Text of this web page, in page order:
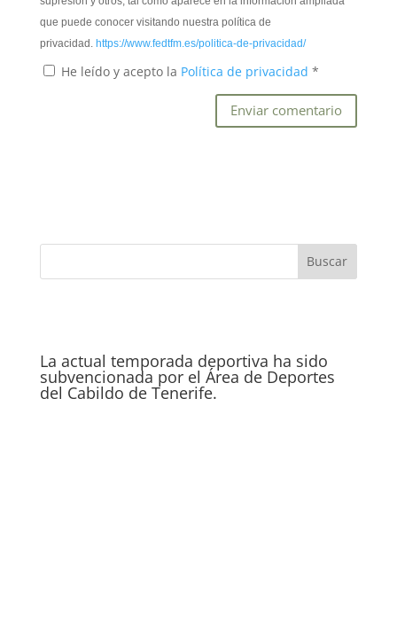
que puede conocer visitando nuestra política de
privacidad. https://www.fedtfm.es/politica-de-privacidad/
He leído y acepto la Política de privacidad *
La actual temporada deportiva ha sido
subvencionada por el Área de Deportes
del Cabildo de Tenerife.